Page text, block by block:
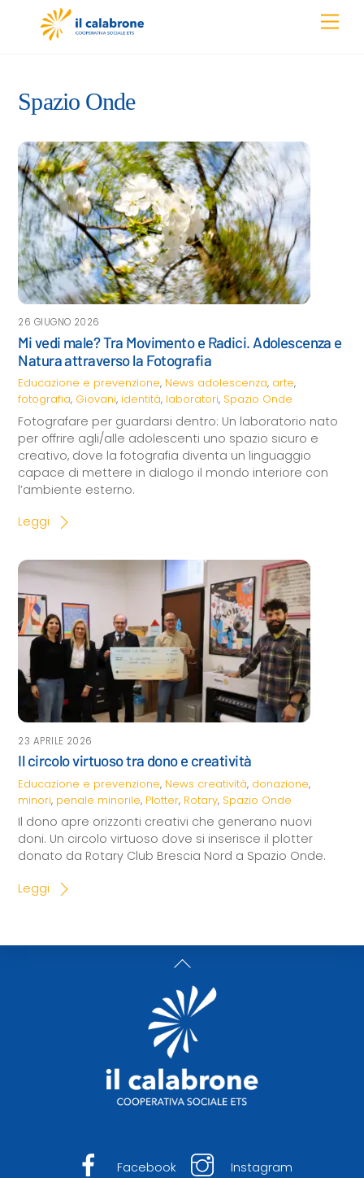
Spazio Onde
26 GIUGNO 2026
Mi vedi male? Tra Movimento e Radici. Adolescenza e
Natura attraverso la Fotografia
Educazione e prevenzione, News adolescenza, arte,
fotografia, Giovani, identità, laboratori, Spazio Onde
Fotografare per guardarsi dentro: Un laboratorio nato
per offrire agli/alle adolescenti uno spazio sicuro e
creativo, dove la fotografia diventa un linguaggio
capace di mettere in dialogo il mondo interiore con
l’ambiente esterno.
Leggi
23 APRILE 2026
Il circolo virtuoso tra dono e creatività
Educazione e prevenzione, News creatività, donazione,
minori, penale minorile, Plotter, Rotary, Spazio Onde
Il dono apre orizzonti creativi che generano nuovi
doni. Un circolo virtuoso dove si inserisce il plotter
donato da Rotary Club Brescia Nord a Spazio Onde.
Leggi
Back
To
Top
Facebook Instagram